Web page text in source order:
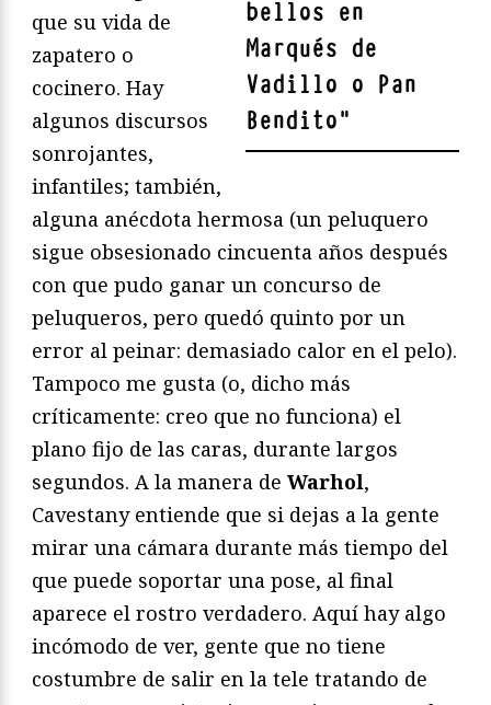
bellos en
Marqués de
Vadillo o Pan
Bendito"
que su vida de
zapatero o
cocinero. Hay
algunos discursos
sonrojantes,
infantiles; también,
alguna anécdota hermosa (un peluquero
sigue obsesionado cincuenta años después
con que pudo ganar un concurso de
peluqueros, pero quedó quinto por un
error al peinar: demasiado calor en el pelo).
Tampoco me gusta (o, dicho más
críticamente: creo que no funciona) el
plano fijo de las caras, durante largos
segundos. A la manera de Warhol,
Cavestany entiende que si dejas a la gente
mirar una cámara durante más tiempo del
que puede soportar una pose, al final
aparece el rostro verdadero. Aquí hay algo
incómodo de ver, gente que no tiene
costumbre de salir en la tele tratando de